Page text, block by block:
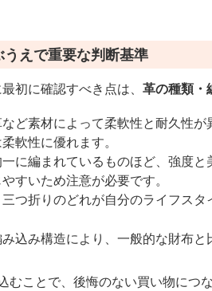
えで重要な判断基準
初に確認すべき点は、 革の種類・
ど素材によって柔軟性と耐久性が
軟性に優れます。
一に編まれているものほど、強度と
すいため注意が必要です。
つ折りのどれが自分のライフス
込み構造により、一般的な財布と
ことで、後悔のない買い物につな